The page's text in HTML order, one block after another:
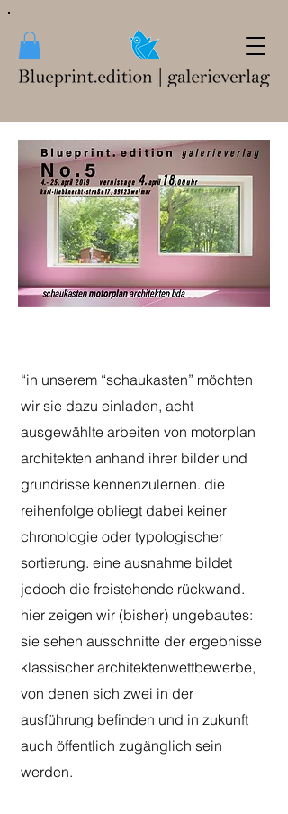
“in unserem “schaukasten” möchten
wir sie dazu einladen, acht
ausgewählte arbeiten von motorplan
architekten anhand ihrer bilder und
grundrisse kennenzulernen. die
reihenfolge obliegt dabei keiner
chronologie oder typologischer
sortierung. eine ausnahme bildet
jedoch die freistehende rückwand.
hier zeigen wir (bisher) ungebautes:
sie sehen ausschnitte der ergebnisse
klassischer architektenwettbewerbe,
von denen sich zwei in der
ausführung befinden und in zukunft
auch öffentlich zugänglich sein
werden.